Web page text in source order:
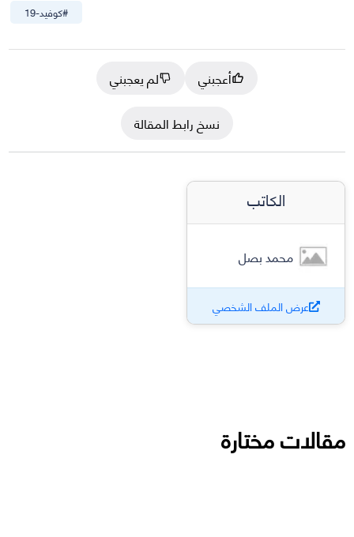
#كوفيد-19
أعجبني
لم يعجبني
نسخ رابط المقالة
الكاتب
محمد بصل
عرض الملف الشخصي
مقالات مختارة